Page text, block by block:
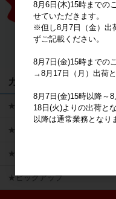
カテゴリ
★キャラクターグッズ
★新商品
★かえるのピクルス ライセン
★ピックアップ
8月6日(木)15時までの
せていただきます。
※但し8月7日（金）出
ずご記載ください。
8月7日(金)15時までの
→8月17日（月）出荷
8月7日(金)15時以降～
18日(火)よりの出荷と
以降は通常業務となり